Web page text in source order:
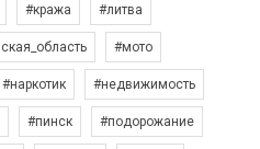
#кража #литва
#мото
#наркотик #недвижимость
#пинск #подорожание